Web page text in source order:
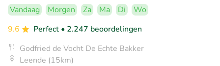
Vandaag Morgen Za Ma Di
Wo
9.6
Perfect • 2.247 beoordelingen
Godfried de Vocht De Echte Bakker
Leende (15km)